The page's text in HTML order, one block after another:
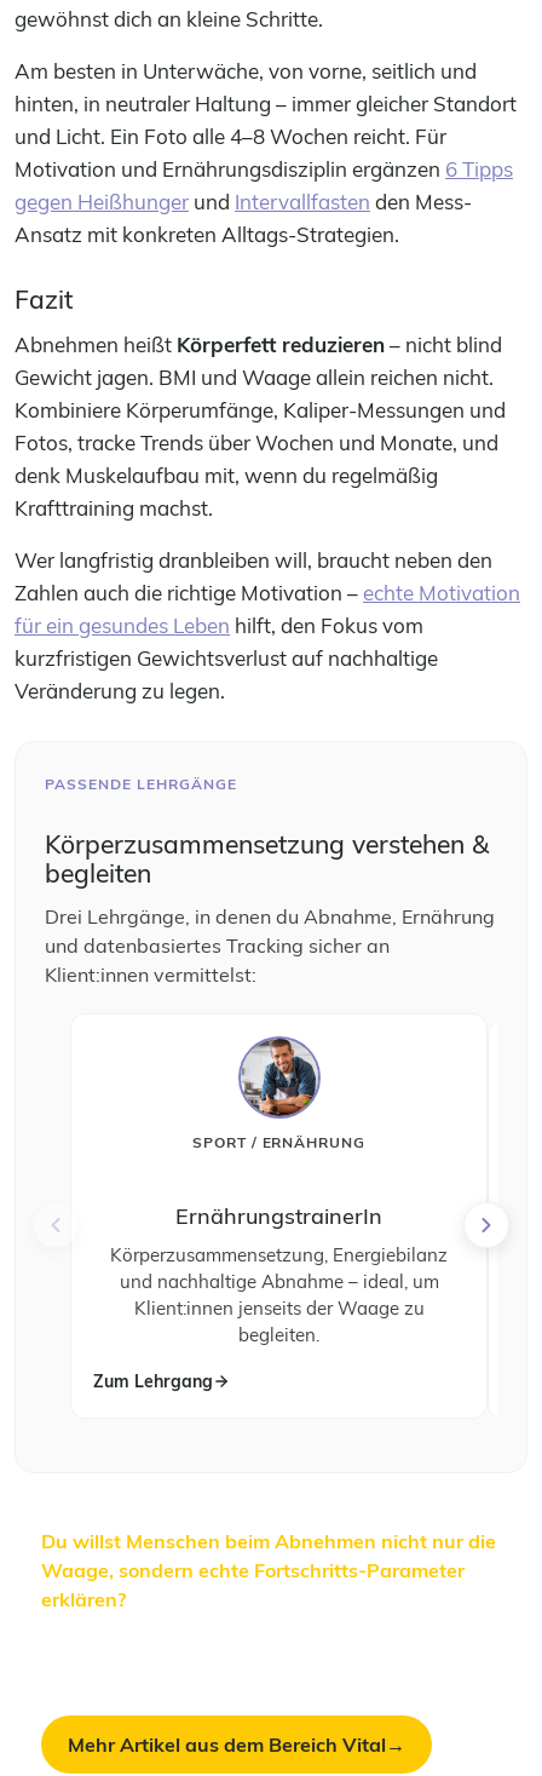
gewöhnst dich an kleine Schritte.
Am besten in Unterwäche, von vorne, seitlich und
hinten, in neutraler Haltung – immer gleicher Standort
und Licht. Ein Foto alle 4–8 Wochen reicht. Für
Motivation und Ernährungsdisziplin ergänzen 6 Tipps
gegen Heißhunger und Intervallfasten den Mess-
Ansatz mit konkreten Alltags-Strategien.
Fazit
Abnehmen heißt Körperfett reduzieren– nicht blind
Gewicht jagen. BMI und Waage allein reichen nicht.
Kombiniere Körperumfänge, Kaliper-Messungen und
Fotos, tracke Trends über Wochen und Monate, und
denk Muskelaufbau mit, wenn du regelmäßig
Krafttraining machst.
Wer langfristig dranbleiben will, braucht neben den
Zahlen auch die richtige Motivation – echte Motivation
für ein gesundes Leben hilft, den Fokus vom
kurzfristigen Gewichtsverlust auf nachhaltige
Veränderung zu legen.
PASSENDE LEHRGÄNGE
Körperzusammensetzung verstehen &
begleiten
Drei Lehrgänge, in denen du Abnahme, Ernährung
und datenbasiertes Tracking sicher an
Klient:innen vermittelst:
SPORT / ERNÄHRUNG
ErnährungstrainerIn
Körperzusammensetzung, Energiebilanz
und nachhaltige Abnahme – ideal, um
Klient:innen jenseits der Waage zu
begleiten.
Zum Lehrgang
Du willst Menschen beim Abnehmen nicht nur die
Waage, sondern echte Fortschritts-Parameter
erklären?
Mehr Artikel aus dem Bereich Vital